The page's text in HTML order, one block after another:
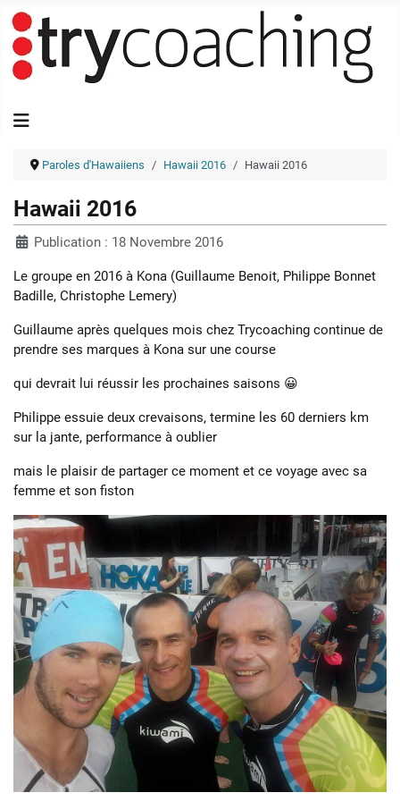
Paroles d'Hawaiiens Hawaii 2016 Hawaii 2016
Hawaii 2016
Publication : 18 Novembre 2016
Le groupe en 2016 à Kona (Guillaume Benoit, Philippe Bonnet
Badille, Christophe Lemery)
Guillaume après quelques mois chez Trycoaching continue de
prendre ses marques à Kona sur une course
qui devrait lui réussir les prochaines saisons 😀
Philippe essuie deux crevaisons, termine les 60 derniers km
sur la jante, performance à oublier
mais le plaisir de partager ce moment et ce voyage avec sa
femme et son fiston